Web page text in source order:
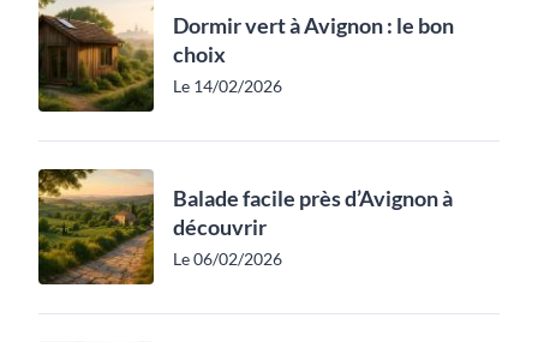
Dormir vert à Avignon : le bon
choix
Le 14/02/2026
Balade facile près d’Avignon à
découvrir
Le 06/02/2026